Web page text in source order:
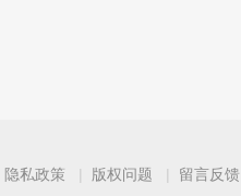
隐私政策 版权问题 留言反馈